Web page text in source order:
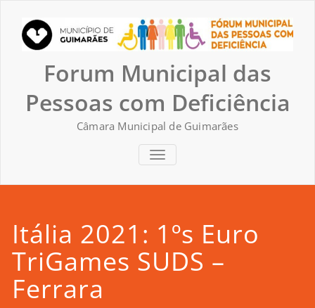
content
Forum Municipal das
Pessoas com Deficiência
Câmara Municipal de Guimarães
TOGGLE NAVIGATION
Itália 2021: 1ºs Euro
TriGames SUDS –
Ferrara